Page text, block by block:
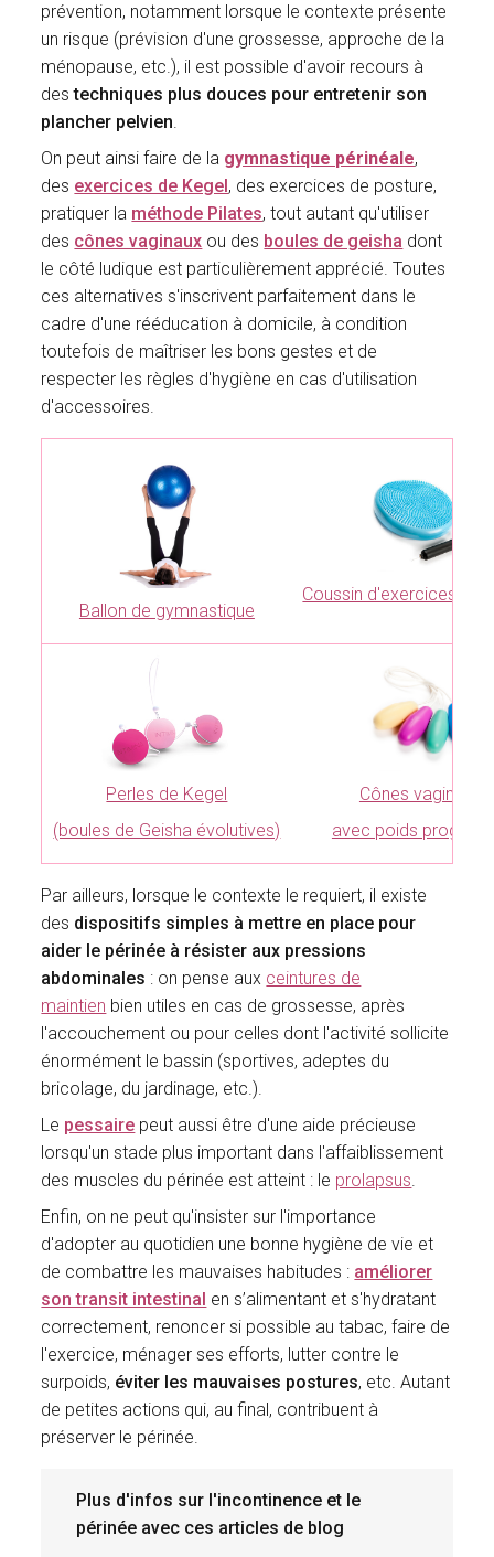
prévention, notamment lorsque le contexte présente
un risque (prévision d'une grossesse, approche de la
ménopause, etc.), il est possible d'avoir recours à
destechniques plus douces pour entretenir son
plancher pelvien.
On peut ainsi faire de la gymnastique périnéale,
des exercices de Kegel, des exercices de posture,
pratiquer la méthode Pilates, tout autant qu'utiliser
des cônes vaginaux ou des boules de geisha dont
le côté ludique est particulièrement apprécié. Toutes
ces alternatives s'inscrivent parfaitement dans le
cadre d'une rééducation à domicile, à condition
toutefois de maîtriser les bons gestes et de
respecter les règles d'hygiène en cas d'utilisation
d'accessoires.
Ballon de gymnastique
Coussin d'exercices
Perles de Kegel
(boules de Geisha évolutives)
Cônes vaginaux
avec poids
Par ailleurs, lorsque le contexte le requiert, il existe
des dispositifs simples à mettre en place pour
aider le périnée à résister aux pressions
abdominales : on pense aux ceintures de
maintien bien utiles en cas de grossesse, après
l'accouchement ou pour celles dont l'activité sollicite
énormément le bassin (sportives, adeptes du
bricolage, du jardinage, etc.).
Le pessaire peut aussi être d'une aide précieuse
lorsqu'un stade plus important dans l'affaiblissement
des muscles du périnée est atteint : le prolapsus.
Enfin, on ne peut qu'insister sur l'importance
d'adopter au quotidien une bonne hygiène de vie et
de combattre les mauvaises habitudes : améliorer
son transit intestinal en s’alimentant et s'hydratant
correctement, renoncer si possible au tabac, faire de
l'exercice, ménager ses efforts, lutter contre le
surpoids, éviter les mauvaises postures, etc. Autant
de petites actions qui, au final, contribuent à
préserver le périnée.
Plus d'infos sur l'incontinence et le
périnée avec ces articles de blog